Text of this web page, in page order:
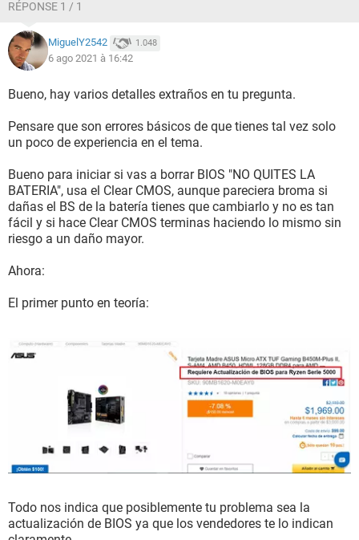
cual la PC no de video...
Gracias.
RÉPONSE 1 / 1
MiguelY2542 1.048
6 ago 2021 à 16:42
Bueno, hay varios detalles extraños en tu pregunta.
Pensare que son errores básicos de que tienes tal vez solo
un poco de experiencia en el tema.
Bueno para iniciar si vas a borrar BIOS "NO QUITES LA
BATERIA", usa el Clear CMOS, aunque pareciera broma si
dañas el BS de la batería tienes que cambiarlo y no es tan
fácil y si hace Clear CMOS terminas haciendo lo mismo sin
riesgo a un daño mayor.
Ahora:
El primer punto en teoría:
Todo nos indica que posiblemente tu problema sea la
actualización de BIOS ya que los vendedores te lo indican